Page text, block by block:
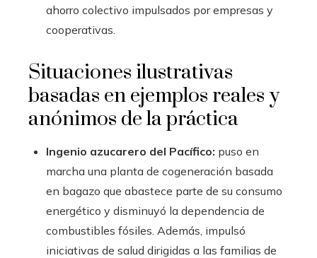
ahorro colectivo impulsados por empresas y
cooperativas.
Situaciones ilustrativas
basadas en ejemplos reales y
anónimos de la práctica
Ingenio azucarero del Pacífico: puso en
marcha una planta de cogeneración basada
en bagazo que abastece parte de su consumo
energético y disminuyó la dependencia de
combustibles fósiles. Además, impulsó
iniciativas de salud dirigidas a las familias de